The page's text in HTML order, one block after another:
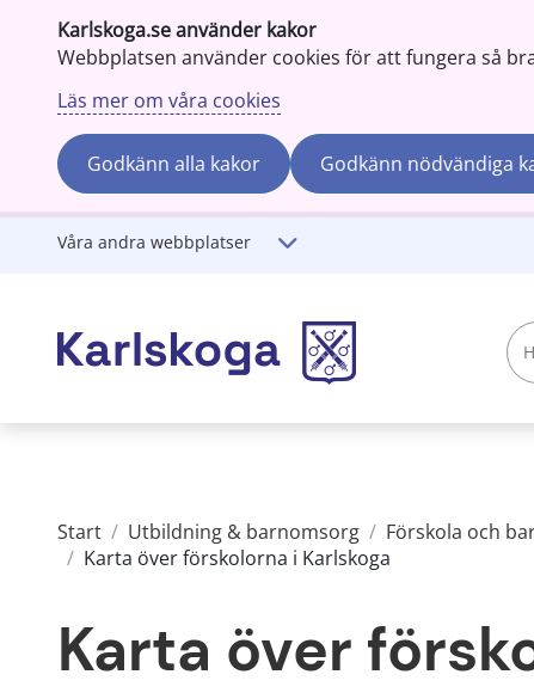
Karlskoga.se använder kakor
Webbplatsen använder cookies för att fungera så
Läs mer om våra cookies
Godkänn alla kakor Godkänn nödvändiga
Gå till innehåll
Våra andra webbplatser
Start / Utbildning & barnomsorg / Förskola och
/ Karta över förskolorna i Karlskoga
Karta över